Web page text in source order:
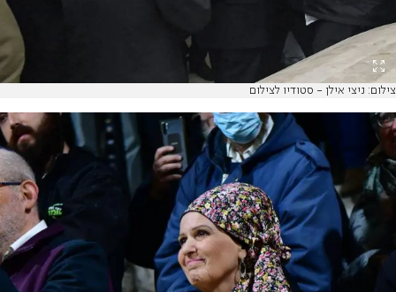
צילום: ניצי אילן - סטודיו לצילום